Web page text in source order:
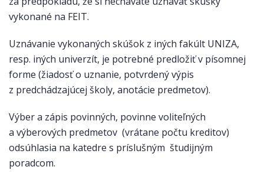
vykonané na FEIT.
Uznávanie vykonaných skúšok z iných fakúlt UNIZA,
resp. iných univerzít, je potrebné predložiť v písomnej
forme (žiadosť o uznanie, potvrdený výpis
z predchádzajúcej školy, anotácie predmetov).
Výber a zápis povinných, povinne voliteľných
a výberových predmetov (vrátane počtu kreditov)
odsúhlasia na katedre s príslušným študijným
poradcom.